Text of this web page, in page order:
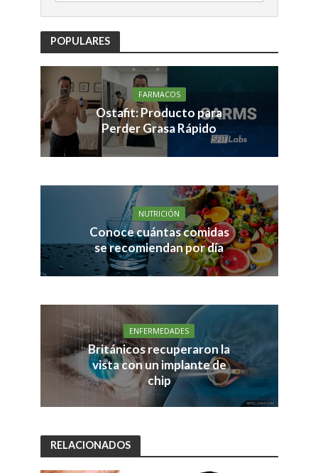
POPULARES
FARMACOS
Ostafit: Producto para
Perder Grasa Rápido
NUTRICIÓN
Conoce cuántas comidas
se recomiendan por día
ENFERMEDADES
Británicos recuperaron la
vista con un implante de
chip
RELACIONADOS